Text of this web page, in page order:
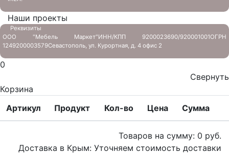
Наши проекты
Реквизиты
ООО "Мебель Маркет"ИНН/КПП 9200023690/920001001ОГРН
1249200003579Севастополь, ул. Курортная, д. 4 офис 2
0
Свернуть
Корзина
Артикул
Продукт Кол-во Цена Сумма
Товаров на сумму: 0 руб.
Доставка в Крым: Уточняем стоимость доставки